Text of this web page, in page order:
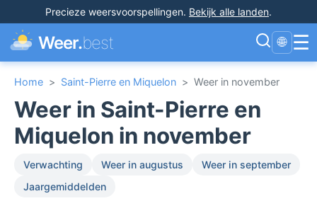
Precieze weersvoorspellingen. Bekijk alle landen.
Weer.best 🌐 ☰
Home > Saint-Pierre en Miquelon > Weer in november
Weer in Saint-Pierre en
Miquelon in november
Verwachting Weer in augustus
Weer in september
Jaargemiddelden